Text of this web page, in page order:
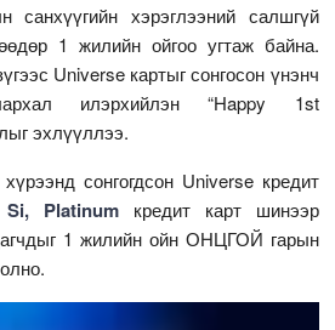
санхүүгийн хэрэглээний салшгүй
1 жилийн ойгоо угтаж байна.
Universe картыг сонгосон үнэнч
илэрхийлэн “Happy 1st
эхлүүллээ.
сонгогдсон Universe кредит
Platinumкредит карт шинээр
1 жилийн ойн ОНЦГОЙ гарын